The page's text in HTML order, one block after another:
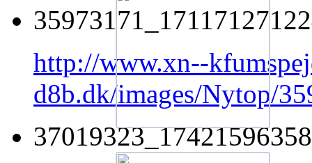
http://www.xn--
d8b.dk/images/Nytop/